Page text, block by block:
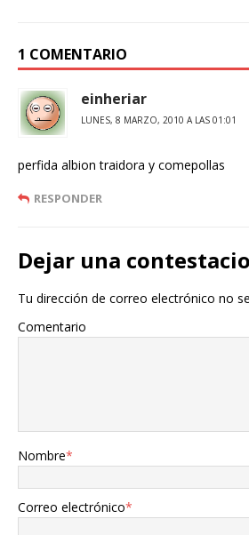
1 COMENTARIO
einheriar
LUNES, 8 MARZO, 2010 A LAS 01:01
perfida albion traidora y comepollas
RESPONDER
Dejar una
Tu dirección de correo electrónico no
Comentario
Nombre*
Correo electrónico*